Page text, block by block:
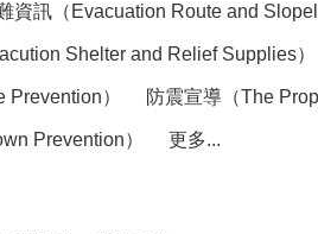
資訊（Evacuation Route and
Shelter and Relief Supplies）
） 防震宣導（The
Prevention） 更多...